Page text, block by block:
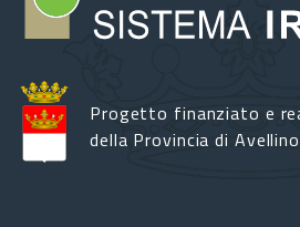
Progetto finanziato e
della Provincia di Avellino